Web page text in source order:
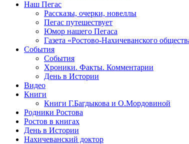
Наш Пегас
Рассказы, очерки, новеллы
Пегас путешествует
Юмор нашего Пегаса
Газета «Ростово-Нахичеванского
События
События
Хроники. Факты. Комментарии
День в Истории
Видео
Книги
Книги Г.Багдыкова и О.Мордовиной
Родники Ростова
Ростов в книгах
День в Истории
Нахичеванский доктор